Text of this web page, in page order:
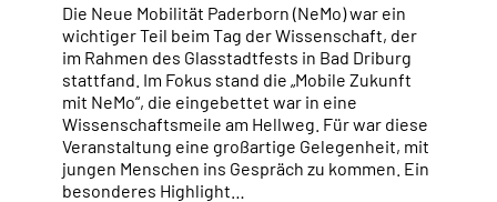
Die Neue Mobilität Paderborn (NeMo) war ein
wichtiger Teil beim Tag der Wissenschaft, der
im Rahmen des Glasstadtfests in Bad Driburg
stattfand. Im Fokus stand die „Mobile Zukunft
mit NeMo“, die eingebettet war in eine
Wissenschaftsmeile am Hellweg. Für war diese
Veranstaltung eine großartige Gelegenheit, mit
jungen Menschen ins Gespräch zu kommen. Ein
besonderes Highlight…